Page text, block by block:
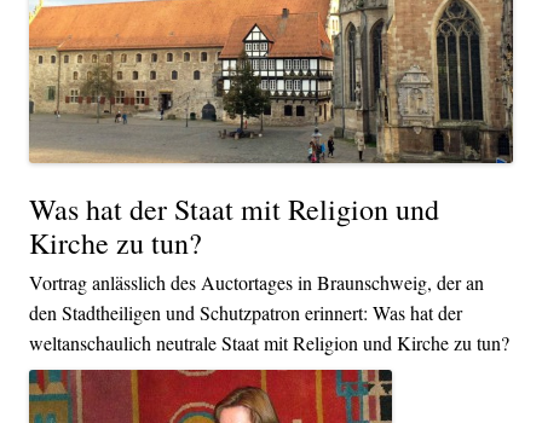
Was hat der Staat mit Religion und
Kirche zu tun?
Vortrag anlässlich des Auctortages in Braunschweig, der an
den Stadtheiligen und Schutzpatron erinnert: Was hat der
weltanschaulich neutrale Staat mit Religion und Kirche zu tun?